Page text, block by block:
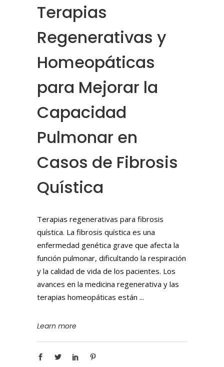
Terapias
Regenerativas y
Homeopáticas
para Mejorar la
Capacidad
Pulmonar en
Casos de Fibrosis
Quística
Terapias regenerativas para fibrosis
quística. La fibrosis quística es una
enfermedad genética grave que afecta la
función pulmonar, dificultando la respiración
y la calidad de vida de los pacientes. Los
avances en la medicina regenerativa y las
terapias homeopáticas están
Learn more